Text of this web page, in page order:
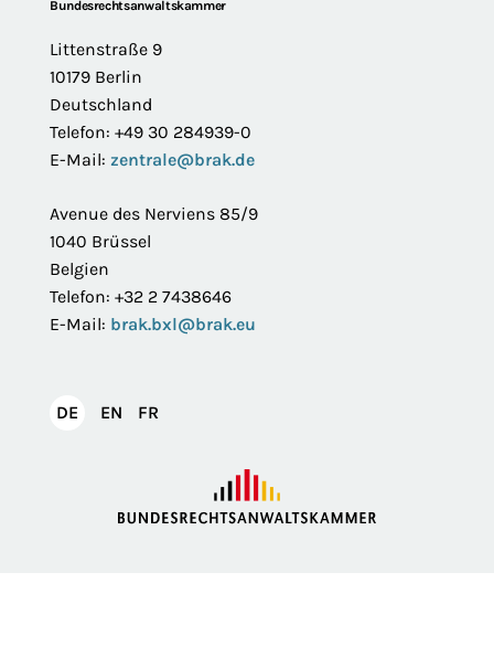
FooterBundesrechtsanwaltskammer
Littenstraße 9
10179 Berlin
Deutschland
Telefon: +49 30 284939-0
E-Mail: zentrale@brak.de
Avenue des Nerviens 85/9
1040 Brüssel
Belgien
Telefon: +32 2 7438646
E-Mail: brak.bxl@brak.eu
DEDeutsch
EN English
FR